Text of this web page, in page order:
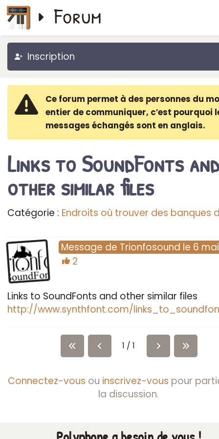
Forum
Inscription
Ce forum permet à des personnes du
entier de communiquer, c′est pourquoi
messages échangés sont en anglais.
Links to SoundFonts
other similar files
Catégorie : Endroits où trouver des banques
Message de Trionfosound le 6
2
Links to SoundFonts and other similar files
http://www.synthfont.com/
1 / 1
Connectez-vous ou inscrivez-vous pour
la discussion.